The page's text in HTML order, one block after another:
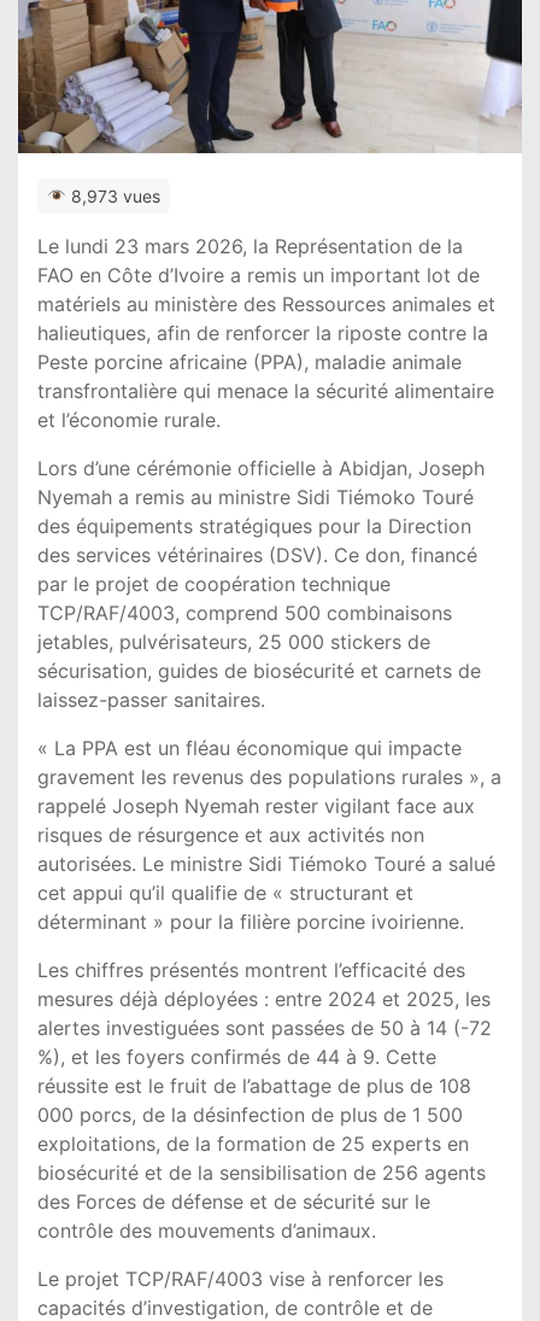
8,973 vues
Le lundi 23 mars 2026, la Représentation de la
FAO en Côte d’Ivoire a remis un important lot de
matériels au ministère des Ressources animales et
halieutiques, afin de renforcer la riposte contre la
Peste porcine africaine (PPA), maladie animale
transfrontalière qui menace la sécurité alimentaire
et l’économie rurale.
Lors d’une cérémonie officielle à Abidjan, Joseph
Nyemah a remis au ministre Sidi Tiémoko Touré
des équipements stratégiques pour la Direction
des services vétérinaires (DSV). Ce don, financé
par le projet de coopération technique
TCP/RAF/4003, comprend 500 combinaisons
jetables, pulvérisateurs, 25 000 stickers de
sécurisation, guides de biosécurité et carnets de
laissez-passer sanitaires.
« La PPA est un fléau économique qui impacte
gravement les revenus des populations rurales », a
rappelé Joseph Nyemah rester vigilant face aux
risques de résurgence et aux activités non
autorisées. Le ministre Sidi Tiémoko Touré a salué
cet appui qu’il qualifie de « structurant et
déterminant » pour la filière porcine ivoirienne.
Les chiffres présentés montrent l’efficacité des
mesures déjà déployées : entre 2024 et 2025, les
alertes investiguées sont passées de 50 à 14 (-72
%), et les foyers confirmés de 44 à 9. Cette
réussite est le fruit de l’abattage de plus de 108
000 porcs, de la désinfection de plus de 1 500
exploitations, de la formation de 25 experts en
biosécurité et de la sensibilisation de 256 agents
des Forces de défense et de sécurité sur le
contrôle des mouvements d’animaux.
Le projet TCP/RAF/4003 vise à renforcer les
capacités d’investigation, de contrôle et de